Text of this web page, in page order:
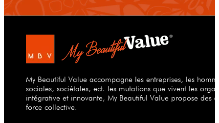
My Beautiful Value accompagne les entreprises, les
sociales, sociétales, ect. les mutations que vivent les
intégrative et innovante, My Beautiful Value propose des
force collective.